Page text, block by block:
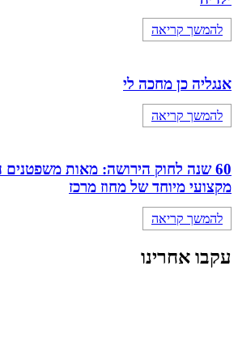
להמשך קריאה
אנגליה כן מחכה לי
להמשך קריאה
60 שנה לחוק הירושה: מאות
מקצועי מיוחד של מחוז מרכז
להמשך קריאה
עקבו אחרינו